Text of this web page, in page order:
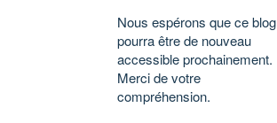
Nous espérons que ce blog
pourra être de nouveau
accessible prochainement.
Merci de votre
compréhension.